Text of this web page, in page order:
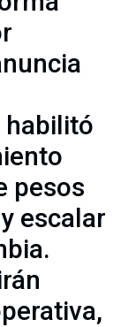
habilitó
pesos
escalar